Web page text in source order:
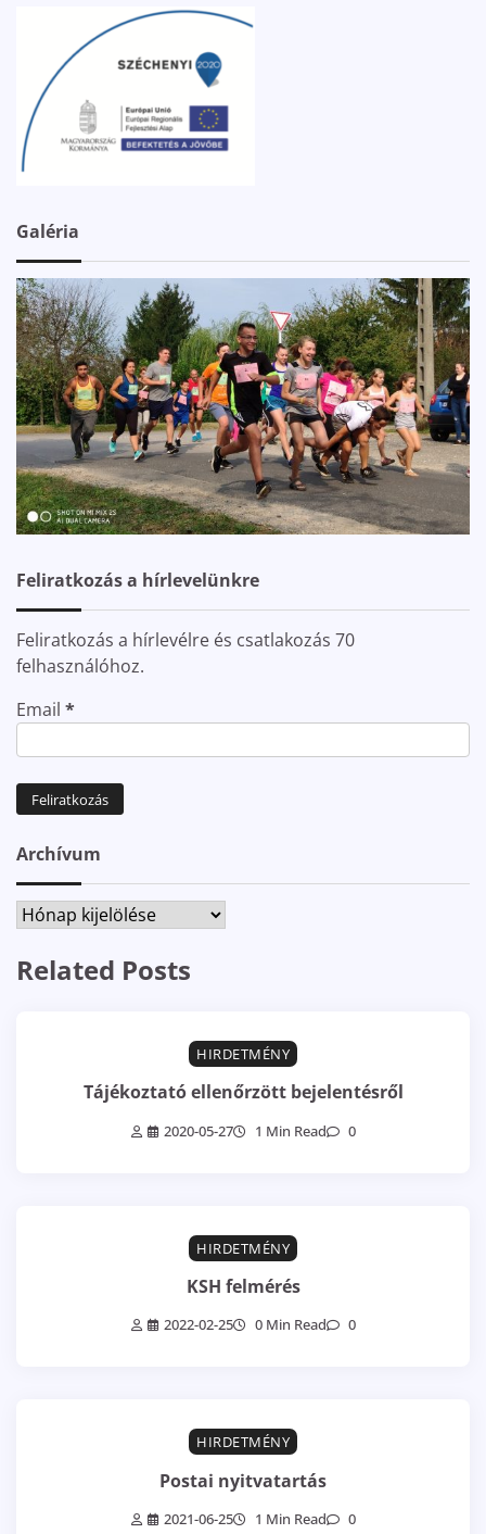
Galéria
Feliratkozás a hírlevelünkre
Feliratkozás a hírlevélre és csatlakozás 70
felhasználóhoz.
Email *
Archívum
Archívum
Related Posts
HIRDETMÉNY
Tájékoztató ellenőrzött bejelentésről
2020-05-27 1 Min Read 0
HIRDETMÉNY
KSH felmérés
2022-02-25 0 Min Read 0
HIRDETMÉNY
Postai nyitvatartás
2021-06-25 1 Min Read 0